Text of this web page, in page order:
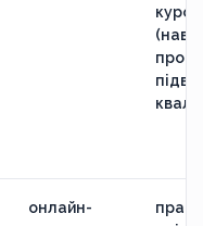
курс
онлайн-